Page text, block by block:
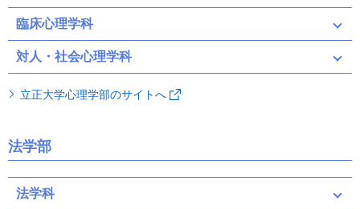
臨床心理学科
対人・社会心理学科
立正大学心理学部のサイトへ
法学部
法学科